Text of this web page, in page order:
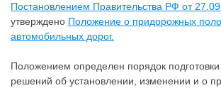
Постановлением Правительства РФ от
утверждено Положение о придорожных
автомобильных дорог.
Положением определен порядок
решений об установлении, изменении и о